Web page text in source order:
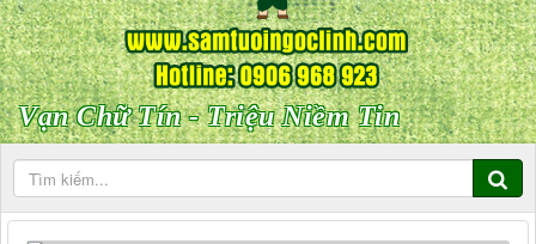
Vạn Chữ Tín - Triệu Niềm Tin